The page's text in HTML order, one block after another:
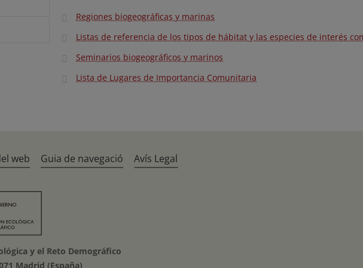
Regiones biogeográficas y marinas
Listas de referencia de los tipos de hábitat y las especies de interés
Seminarios biogeográficos y marinos
Lista de Lugares de Importancia Comunitaria
web Guia de navegació Avís Legal
y el Reto Demográfico
Madrid (España)